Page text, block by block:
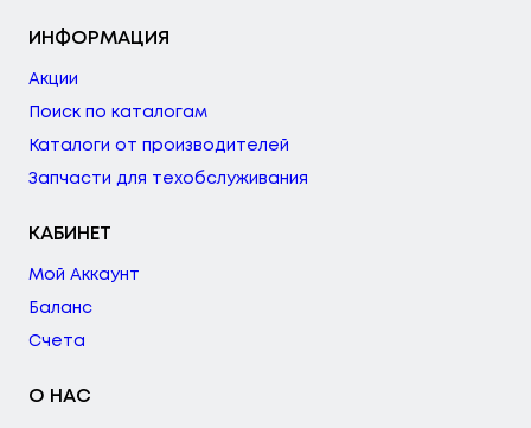
ИНФОРМАЦИЯ
Акции
Поиск по каталогам
Каталоги от производителей
Запчасти для техобслуживания
КАБИНЕТ
Мой Аккаунт
Баланс
Счета
О НАС